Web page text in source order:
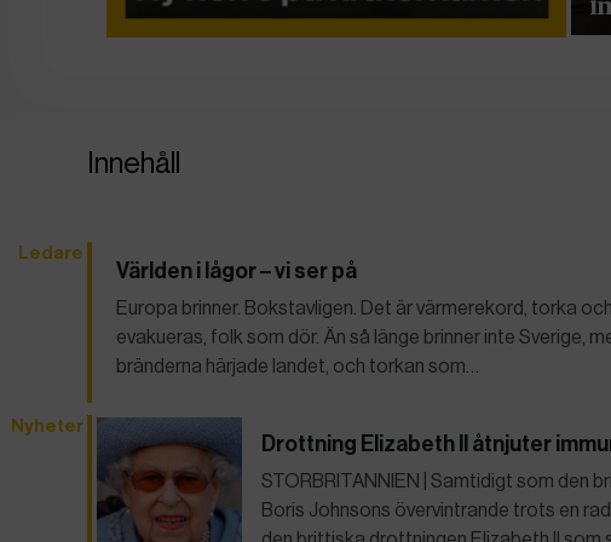
Innehåll
Ledare
Världen i lågor – vi ser på
Europa brinner. Bokstavligen. Det är värmerekord, torka
evakueras, folk som dör. Än så länge brinner inte Sverige,
bränderna härjade landet, och torkan som…
Nyheter
Drottning Elizabeth II åtnjuter
STORBRITANNIEN | Samtidigt som den
Boris Johnsons övervintrande trots en